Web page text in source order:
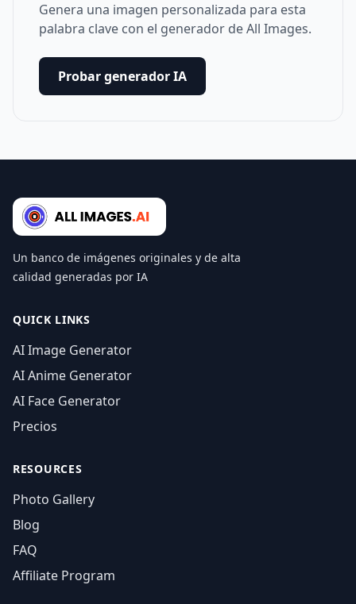
Genera una imagen personalizada para esta
palabra clave con el generador de All Images.
Probar generador IA
Un banco de imágenes originales y de alta
calidad generadas por IA
QUICK LINKS
AI Image Generator
AI Anime Generator
AI Face Generator
Precios
RESOURCES
Photo Gallery
Blog
FAQ
Affiliate Program